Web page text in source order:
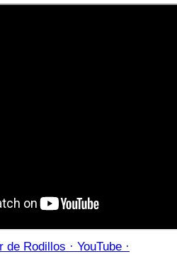
Rodillos · YouTube ·